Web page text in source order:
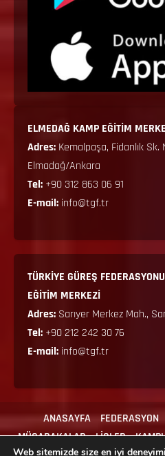
ELMEDAĞ KAMP EĞİTİM
Adres: Kemalpaşa, Fidanlık Sk.
Elmadağ/Ankara
Tel: +90 312 863 06 91
E-mail: info@tgf.tr
TÜRKİYE GÜREŞ
EĞİTİM MERKEZİ
Adres: Sarıyer Merkez Mah.,
Tel: +90 212 242 30 76
E-mail: info@tgf.tr
ANASAYFA FEDERASYON
MÜSABAKALAR
LİGLER
Web sitemizde size en iyi